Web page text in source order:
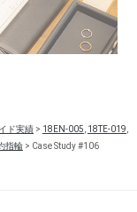
ド実績> 18EN-005, 18TE-019,
指輪> Case Study #106